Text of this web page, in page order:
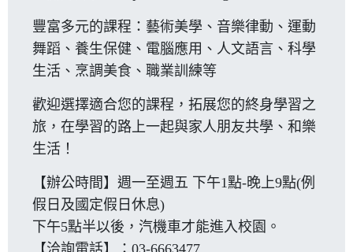
豐富多元的課程：藝術美學、音樂律動、運動
舞蹈、養生保健、電腦應用、人文語言、科學
生活、烹調美食、職業訓練等
歡迎選擇適合您的課程，拓展您的終身學習之
旅，在學習的路上一起與家人朋友共學、和樂
生活！
【辦公時間】週一至週五 下午1點-晚上9點(例
假日及國定假日休息)
下午5點半以後，汽機車才能進入校園。